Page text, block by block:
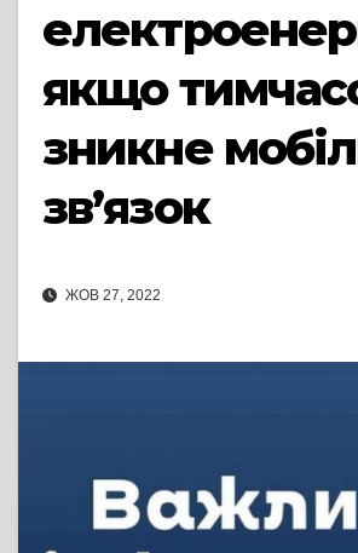
якщо
зникне
зв’язок
ЖОВ 27, 2022